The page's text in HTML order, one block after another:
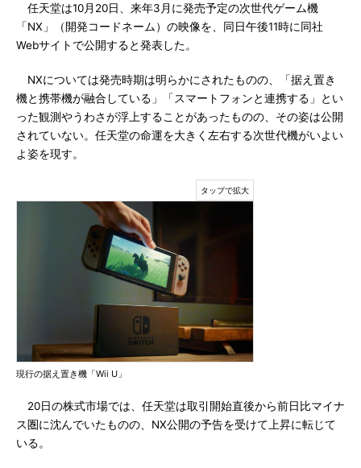
任天堂は10月20日、来年3月に発売予定の次世代ゲーム機
「NX」（開発コードネーム）の映像を、同日午後11時に同社
Webサイトで公開すると発表した。
NXについては発売時期は明らかにされたものの、「据え置き
機と携帯機が融合している」「スマートフォンと連携する」とい
った観測やうわさが浮上することがあったものの、その姿は公開
されていない。任天堂の命運を大きく左右する次世代機がいよい
よ姿を現す。
現行の据え置き機「Wii U」
20日の株式市場では、任天堂は取引開始直後から前日比マイナ
ス圏に沈んでいたものの、NX公開の予告を受けて上昇に転じて
いる。